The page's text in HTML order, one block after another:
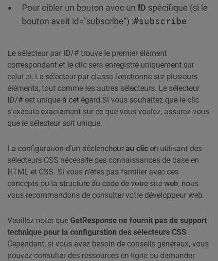
Pour cibler un bouton avec un ID spécifique (si le
bouton avait id=”subscribe”) :#subscribe
Le sélecteur par ID/# trouve le premier élément
correspondant et le clic sera enregistré uniquement sur
celui-ci. Le sélecteur par classe fonctionne sur plusieurs
éléments, tout comme les autres sélecteurs. Le sélecteur
ID/# est unique à cet égard.Si vous souhaitez que le clic
s’exécute exactement sur ce que vous voulez, assurez-vous
que le sélecteur soit unique.
La configuration d’un déclencheur au clic en utilisant des
sélecteurs CSS nécessite des connaissances de base en
HTML et CSS. Si vous n’êtes pas familier avec ces
concepts ou la structure du code de votre site web, nous
vous recommandons de consulter votre développeur web.
Veuillez noter que GetResponse ne fournit pas de support
technique pour la configuration des sélecteurs CSS.
Cependant, si vous avez besoin de conseils généraux, vous
pouvez consulter des ressources en ligne ou demander